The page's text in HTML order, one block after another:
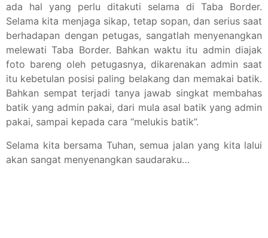
ada hal yang perlu ditakuti selama di Taba Border.
Selama kita menjaga sikap, tetap sopan, dan serius saat
berhadapan dengan petugas, sangatlah menyenangkan
melewati Taba Border. Bahkan waktu itu admin diajak
foto bareng oleh petugasnya, dikarenakan admin saat
itu kebetulan posisi paling belakang dan memakai batik.
Bahkan sempat terjadi tanya jawab singkat membahas
batik yang admin pakai, dari mula asal batik yang admin
pakai, sampai kepada cara “melukis batik”.
Selama kita bersama Tuhan, semua jalan yang kita lalui
akan sangat menyenangkan saudaraku…